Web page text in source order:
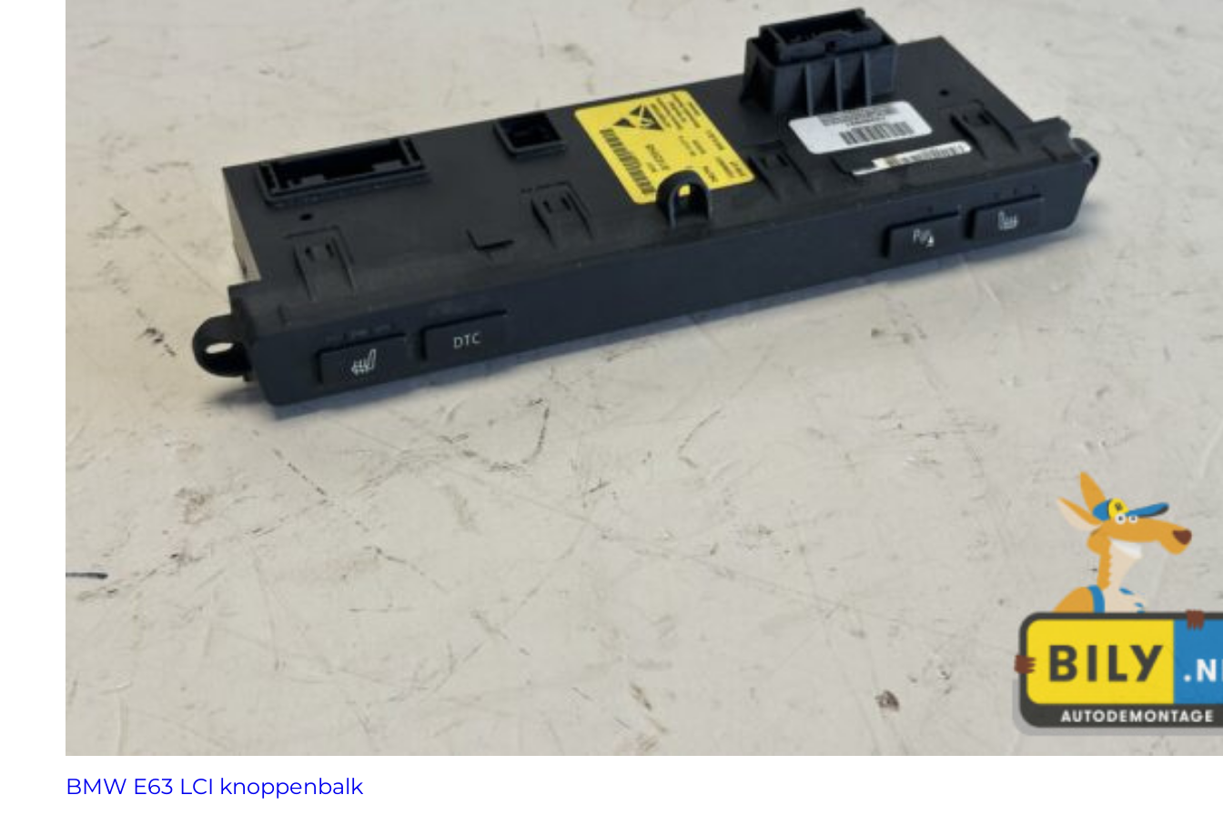
BMW E63 LCI knoppenbalk